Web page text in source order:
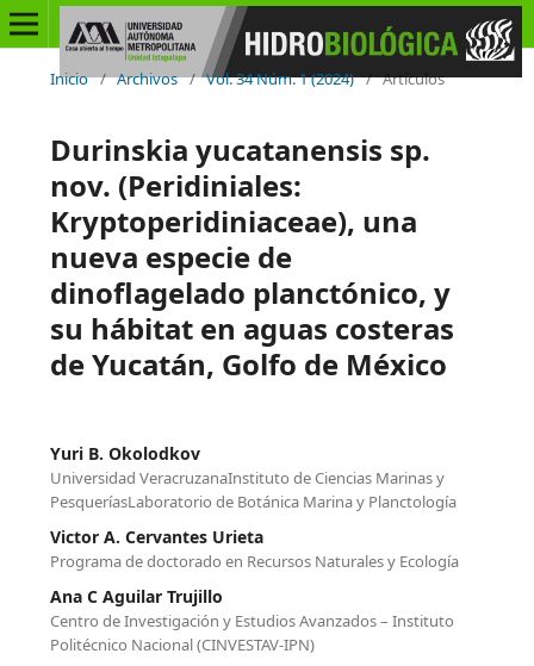
Inicio / Archivos / Vol. 34 Núm. 1 (2024) / Artículos
Durinskia yucatanensis sp.
nov. (Peridiniales:
Kryptoperidiniaceae), una
nueva especie de
dinoflagelado planctónico, y
su hábitat en aguas costeras
de Yucatán, Golfo de México
Yuri B. Okolodkov
Universidad VeracruzanaInstituto de Ciencias Marinas y
PesqueríasLaboratorio de Botánica Marina y Planctología
Victor A. Cervantes Urieta
Programa de doctorado en Recursos Naturales y Ecología
Ana C Aguilar Trujillo
Centro de Investigación y Estudios Avanzados – Instituto
Politécnico Nacional (CINVESTAV-IPN)